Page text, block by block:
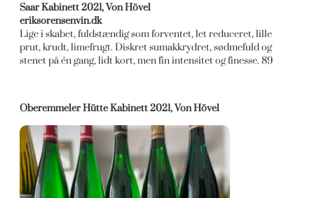
Saar Kabinett 2021, Von Hövel
eriksorensenvin.dk
Lige i skabet, fuldstændig som forventet, let reduceret, lille
prut, krudt, limefrugt. Diskret sumakkrydret, sødmefuld og
stenet på én gang, lidt kort, men fin intensitet og finesse. 89
Oberemmeler Hütte Kabinett 2021, Von Hövel